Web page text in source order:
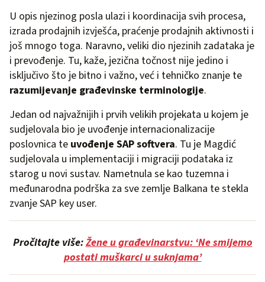
U opis njezinog posla ulazi i koordinacija svih procesa,
izrada prodajnih izvješća, praćenje prodajnih aktivnosti i
još mnogo toga. Naravno, veliki dio njezinih zadataka je
i prevođenje. Tu, kaže, jezična točnost nije jedino i
isključivo što je bitno i važno, već i tehničko znanje te
razumijevanje građevinske terminologije.
Jedan od najvažnijih i prvih velikih projekata u kojem je
sudjelovala bio je uvođenje internacionalizacije
poslovnica te uvođenje SAP softvera. Tu je Magdić
sudjelovala u implementaciji i migraciji podataka iz
starog u novi sustav. Nametnula se kao tuzemna i
međunarodna podrška za sve zemlje Balkana te stekla
zvanje SAP key user.
Pročitajte više:Žene u građevinarstvu: ‘Ne smijemo
postati muškarci u suknjama’